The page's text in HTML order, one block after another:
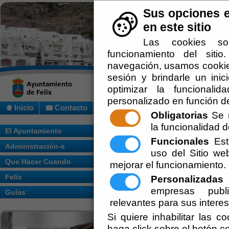
Sus opciones
en este sitio
Las cookies
funcionamiento del
navegación, usamos
sesión y brindarle un
optimizar la
personalizado en función
Obligatorias Se
la funcionalidad
Funcionales
uso del Sitio
mejorar el funcionamiento.
Personalizadas
empresas
relevantes para sus
Si quiere inhabilitar las
Inicio Contacto
El Ayuntamiento
Administración-e
Que Hacer Cuando
Felix
Guías
Usted se encuentra aquí:Inicio //
Escuchar
PLIEGO
LIBERTAD
Ayuntamiento de
Secretaría